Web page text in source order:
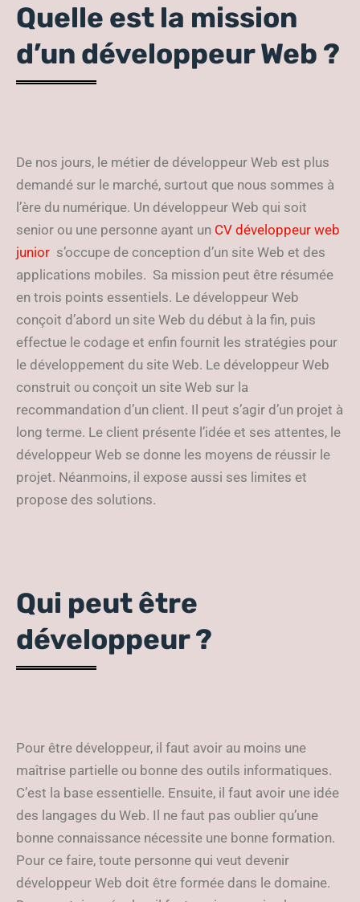
Quelle est la mission
d’un développeur Web ?
De nos jours, le métier de développeur Web est plus
demandé sur le marché, surtout que nous sommes à
l’ère du numérique. Un développeur Web qui soit
senior ou une personne ayant un CV développeur web
junior s’occupe de conception d’un site Web et des
applications mobiles. Sa mission peut être résumée
en trois points essentiels. Le développeur Web
conçoit d’abord un site Web du début à la fin, puis
effectue le codage et enfin fournit les stratégies pour
le développement du site Web. Le développeur Web
construit ou conçoit un site Web sur la
recommandation d’un client. Il peut s’agir d’un projet à
long terme. Le client présente l’idée et ses attentes, le
développeur Web se donne les moyens de réussir le
projet. Néanmoins, il expose aussi ses limites et
propose des solutions.
Qui peut être
développeur ?
Pour être développeur, il faut avoir au moins une
maîtrise partielle ou bonne des outils informatiques.
C’est la base essentielle. Ensuite, il faut avoir une idée
des langages du Web. Il ne faut pas oublier qu’une
bonne connaissance nécessite une bonne formation.
Pour ce faire, toute personne qui veut devenir
développeur Web doit être formée dans le domaine.